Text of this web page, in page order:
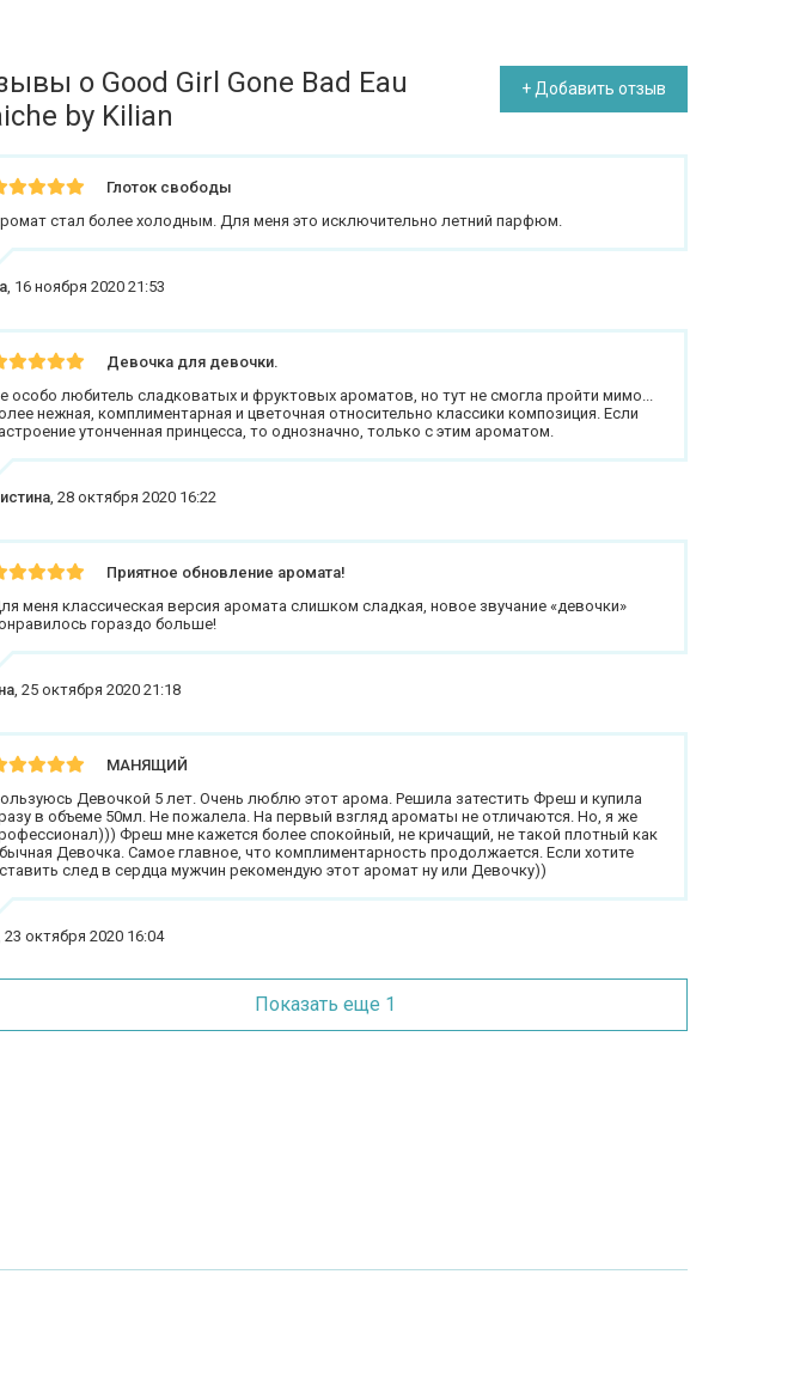
о Good Girl Gone Bad Eau
by Kilian
+ Добавить отзыв
Глоток свободы
стал более холодным. Для меня это исключительно летний парфюм.
, 16 ноября 2020 21:53
Девочка для девочки.
особо любитель сладковатых и фруктовых ароматов, но тут не смогла пройти мимо...
нежная, комплиментарная и цветочная относительно классики композиция. Если
утонченная принцесса, то однозначно, только с этим ароматом.
,28 октября 2020 16:22
Приятное обновление аромата!
меня классическая версия аромата слишком сладкая, новое звучание «девочки»
гораздо больше!
,25 октября 2020 21:18
МАНЯЩИЙ
Девочкой 5 лет. Очень люблю этот арома. Решила затестить Фреш и купила
в объеме 50мл. Не пожалела. На первый взгляд ароматы не отличаются. Но, я же
Фреш мне кажется более спокойный, не кричащий, не такой плотный как
Девочка. Самое главное, что комплиментарность продолжается. Если хотите
след в сердца мужчин рекомендую этот аромат ну или Девочку))
23 октября 2020 16:04
Показать еще 1